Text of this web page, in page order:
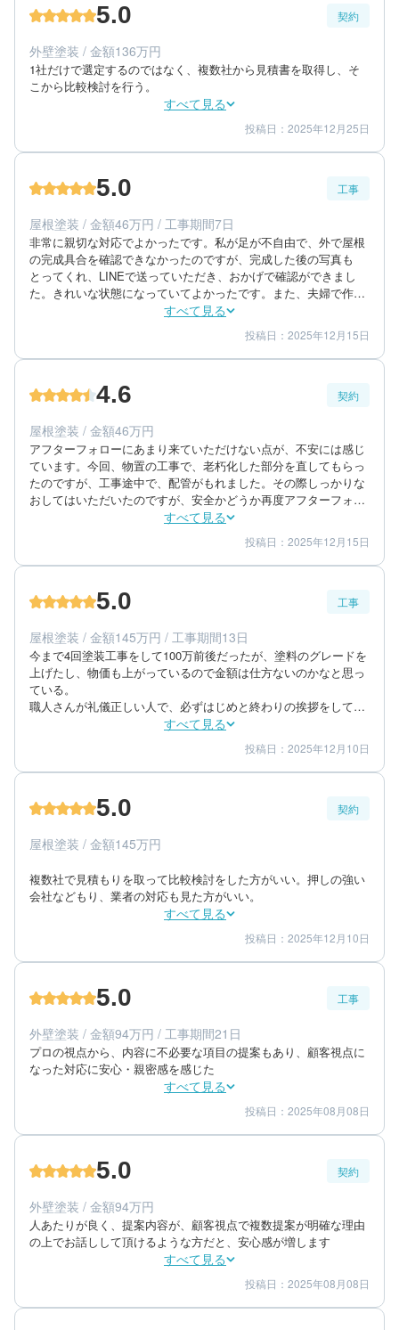
60代/その他/一戸建て
築年数：30年
5.0 契約
外壁塗装 / 金額136万円
1社だけで選定するのではなく、複数社から見積書を取得し、そ
こから比較検討を行う。
すべて見る
金額感 5
担当者 5
60代/その他/一戸建て
築年数：30年
投稿日：2025年12月25日
5.0 工事
屋根塗装 / 金額46万円 / 工事期間7日
非常に親切な対応でよかったです。私が足が不自由で、外で屋根
の完成具合を確認できなかったのですが、完成した後の写真も
とってくれ、LINEで送っていただき、おかげで確認ができまし
た。きれいな状態になっていてよかったです。また、夫婦で作業
してある業者さんで信頼性もあり、満足しています。
すべて見る
仕上がり 5
満足度 5
80代/男性/一戸建て
築年数：45年
投稿日：2025年12月15日
4.6 契約
屋根塗装 / 金額46万円
アフターフォローにあまり来ていただけない点が、不安には感じ
ています。今回、物置の工事で、老朽化した部分を直してもらっ
たのですが、工事途中で、配管がもれました。その際しっかりな
おしてはいただいたのですが、安全かどうか再度アフターフォ
ローとして、確認しに来てくれると、さらに良かったなとは思っ
すべて見る
金額感 4
担当者 5
80代/男性/一戸建て
築年数：45年
投稿日：2025年12月15日
5.0 工事
屋根塗装 / 金額145万円 / 工事期間13日
今まで4回塗装工事をして100万前後だったが、塗料のグレードを
上げたし、物価も上がっているので金額は仕方ないのかなと思っ
ている。
職人さんが礼儀正しい人で、必ずはじめと終わりの挨拶をしてく
色もパンフレットの見本だけではなく、大きめのサイズでイメー
ジを何種類も作ってくれたので、実際のイメージがつきやすかっ
たので良かった。
どの折り返しもスピーディーで、こちらに寄り添った対応をして
施工終了後、気になるところがあり、連絡するとすぐに来ていた
すべて見る
仕上がり 5
満足度 5
70代/女性/一戸建て
築年数：40年
投稿日：2025年12月10日
5.0 契約
屋根塗装 / 金額145万円
複数社で見積もりを取って比較検討をした方がいい。押しの強い
会社などもり、業者の対応も見た方がいい。
すべて見る
金額感 5
担当者 5
70代/女性/一戸建て
築年数：40年
投稿日：2025年12月10日
5.0 工事
外壁塗装 / 金額94万円 / 工事期間21日
プロの視点から、内容に不必要な項目の提案もあり、顧客視点に
なった対応に安心・親密感を感じた
すべて見る
仕上がり 5
満足度 5
60代/男性/一戸建て
築年数：30年
投稿日：2025年08月08日
5.0 契約
外壁塗装 / 金額94万円
人あたりが良く、提案内容が、顧客視点で複数提案が明確な理由
の上でお話しして頂けるような方だと、安心感が増します
すべて見る
金額感 5
担当者 5
投稿日：2025年08月08日